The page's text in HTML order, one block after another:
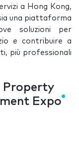
a Hong Kong,
una piattaforma
soluzioni per
e contribuire a
più professionali
Property
Expo